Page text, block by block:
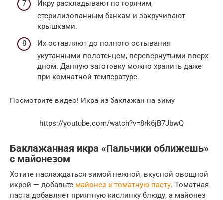
Икру раскладывают по горячим,
стерилизованным банкам и закручивают
крышками.
Их оставляют до полного остывания
укутанными полотенцем, перевернутыми вверх
дном. Данную заготовку можно хранить даже
при комнатной температуре.
Посмотрите видео! Икра из баклажан на зиму
https://youtube.com/watch?v=8rk6jB7JbwQ
Баклажанная икра «Пальчики оближешь»
с майонезом
Хотите наслаждаться зимой нежной, вкусной овощной
икрой — добавьте майонез и томатную пасту. Томатная
паста добавляет приятную кислинку блюду, а майонез